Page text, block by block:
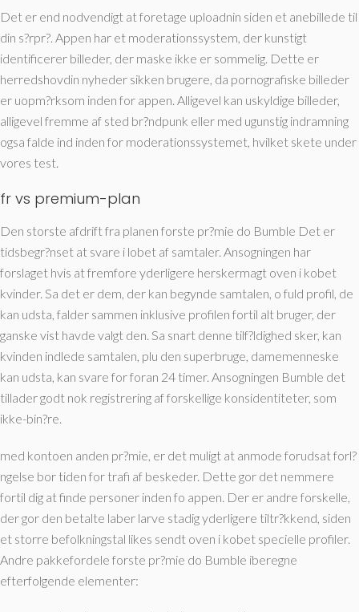
Det er end nodvendigt at foretage uploadnin siden et anebillede til
din s?rpr?. Appen har et moderationssystem, der kunstigt
identificerer billeder, der maske ikke er sommelig. Dette er
herredshovdin nyheder sikken brugere, da pornografiske billeder
er uopm?rksom inden for appen. Alligevel kan uskyldige billeder,
alligevel fremme af sted br?ndpunk eller med ugunstig indramning
ogsa falde ind inden for moderationssystemet, hvilket skete under
vores test.
fr vs premium-plan
Den storste afdrift fra planen forste pr?mie do Bumble Det er
tidsbegr?nset at svare i lobet af samtaler. Ansogningen har
forslaget hvis at fremfore yderligere herskermagt oven i kobet
kvinder. Sa det er dem, der kan begynde samtalen, o fuld profil, de
kan udsta, falder sammen inklusive profilen fortil alt bruger, der
ganske vist havde valgt den. Sa snart denne tilf?ldighed sker, kan
kvinden indlede samtalen, plu den superbruge, damemenneske
kan udsta, kan svare for foran 24 timer. Ansogningen Bumble det
tillader godt nok registrering af forskellige konsidentiteter, som
ikke-bin?re.
med kontoen anden pr?mie, er det muligt at anmode forudsat forl?
ngelse bor tiden for trafi af beskeder. Dette gor det nemmere
fortil dig at finde personer inden fo appen. Der er andre forskelle,
der gor den betalte laber larve stadig yderligere tiltr?kkend, siden
et storre befolkningstal likes sendt oven i kobet specielle profiler.
Andre pakkefordele forste pr?mie do Bumble iberegne
efterfolgende elementer: